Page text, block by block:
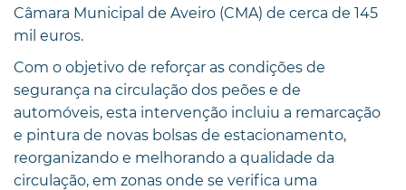
Câmara Municipal de Aveiro (CMA) de cerca de 145
mil euros.
Com o objetivo de reforçar as condições de
segurança na circulação dos peões e de
automóveis, esta intervenção incluiu a remarcação
e pintura de novas bolsas de estacionamento,
reorganizando e melhorando a qualidade da
circulação, em zonas onde se verifica uma